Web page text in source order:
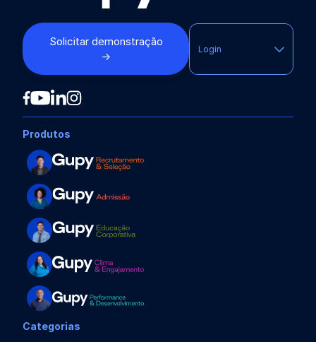
Solicitar demonstração
→
Login
Produtos
Categorias